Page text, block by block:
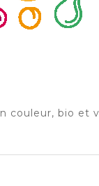
couleur, bio et